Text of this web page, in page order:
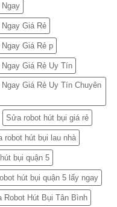
Giá Rẻ
Giá Rẻ p
Giá Rẻ Uy Tín
Giá Rẻ Uy Tín Chuyên
Sửa robot hút bụi giá rẻ
robot hút bụi lau nhà
bụi quận 5
hút bụi quận 5 lấy ngay
Robot Hút Bụi Tân Bình